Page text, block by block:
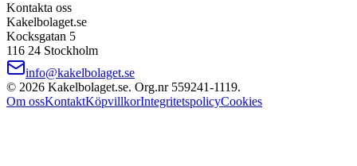
Kontakta oss
Kakelbolaget.se
Kocksgatan 5
116 24 Stockholm
info@kakelbolaget.se
© 2026 Kakelbolaget.se. Org.nr 559241‑1119.
Om ossKontaktKöpvillkorIntegritetspolicyCookies